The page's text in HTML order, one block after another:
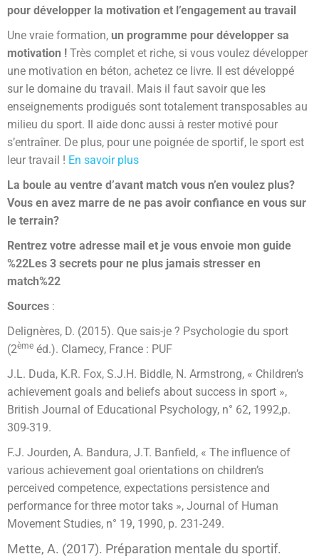
pour développer la motivation et l’engagement au travail
Une vraie formation, un programme pour développer sa
motivation ! Très complet et riche, si vous voulez développer
une motivation en béton, achetez ce livre. Il est développé
sur le domaine du travail. Mais il faut savoir que les
enseignements prodigués sont totalement transposables au
milieu du sport. Il aide donc aussi à rester motivé pour
s’entraîner. De plus, pour une poignée de sportif, le sport est
leur travail ! En savoir plus
La boule au ventre d’avant match vous n’en voulez plus?
Vous en avez marre de ne pas avoir confiance en vous sur
le terrain?
Rentrez votre adresse mail et je vous envoie mon guide
%22Les 3 secrets pour ne plus jamais stresser en
match%22
Sources :
Delignères, D. (2015). Que sais-je ? Psychologie du sport
(2ème éd.). Clamecy, France : PUF
J.L. Duda, K.R. Fox, S.J.H. Biddle, N. Armstrong, « Children’s
achievement goals and beliefs about success in sport »,
British Journal of Educational Psychology, n° 62, 1992,p.
309-319.
F.J. Jourden, A. Bandura, J.T. Banfield, « The influence of
various achievement goal orientations on children’s
perceived competence, expectations persistence and
performance for three motor taks », Journal of Human
Movement Studies, n° 19, 1990, p. 231-249.
Mette, A. (2017). Préparation mentale du sportif.